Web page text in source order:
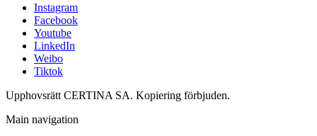
Instagram
Facebook
Youtube
LinkedIn
Weibo
Tiktok
Upphovsrätt CERTINA SA. Kopiering förbjuden.
Main navigation